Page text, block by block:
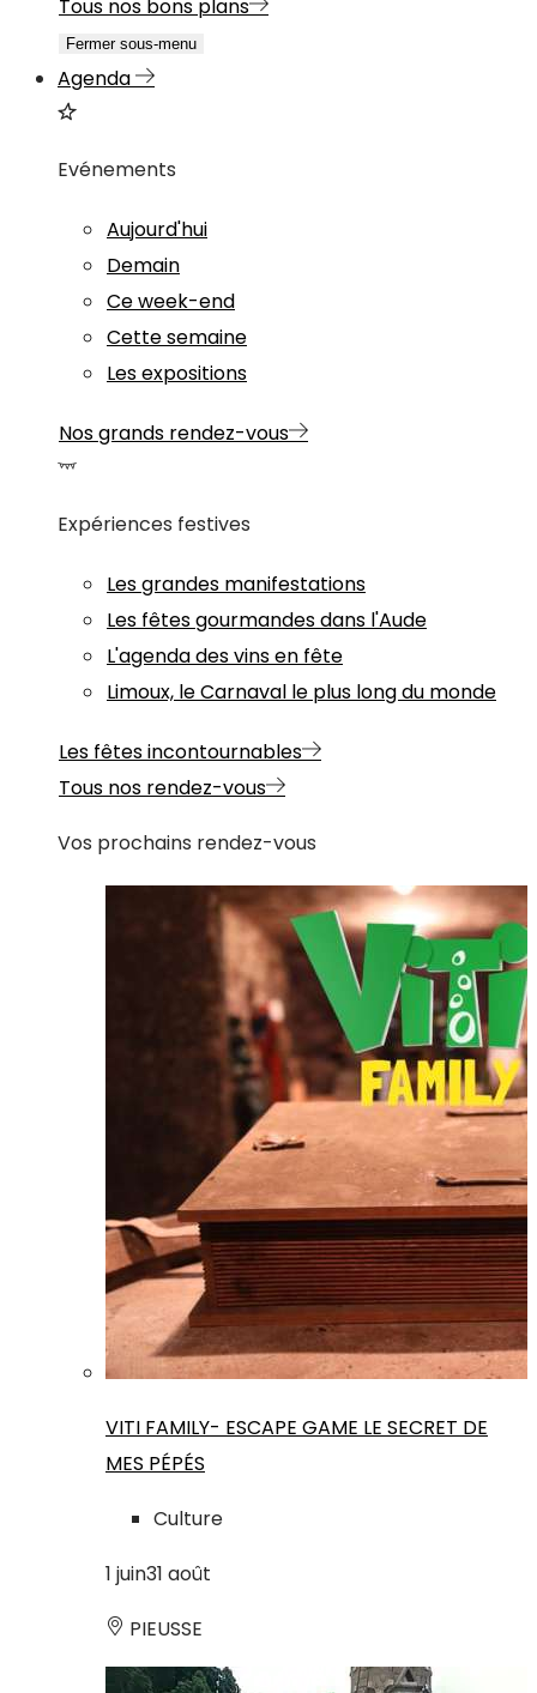
Tous nos bons plans
Fermer sous-menu
Agenda
Evénements
Aujourd'hui
Demain
Ce week-end
Cette semaine
Les expositions
Nos grands rendez-vous
Expériences festives
Les grandes manifestations
Les fêtes gourmandes dans l'Aude
L'agenda des vins en fête
Limoux, le Carnaval le plus long du monde
Les fêtes incontournables
Tous nos rendez-vous
Vos prochains rendez-vous
VITI FAMILY- ESCAPE GAME LE SECRET DE
MES PÉPÉS
Culture
1 juin31 août
PIEUSSE